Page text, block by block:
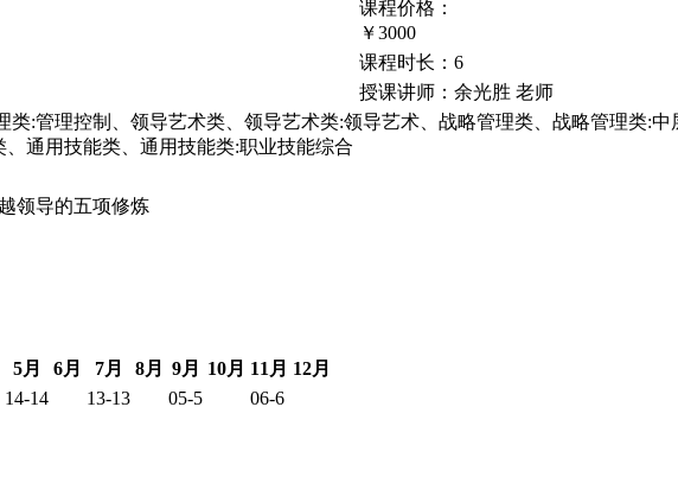
课程价格：
￥3000
课程时长： 6
授课讲师： 余光胜 老师
类:管理控制、领导艺术类、领导艺术类:领导艺术、战略管理类、战略管理类:
通用技能类、通用技能类:职业技能综合
领导的五项修炼
5月 6月 7月 8月 9月 10月 11月 12月
14-14 13-13 05-5 06-6